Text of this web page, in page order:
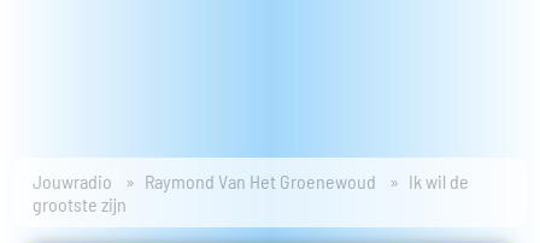
Jouwradio Raymond Van Het Groenewoud
Ik wil de
grootste zijn